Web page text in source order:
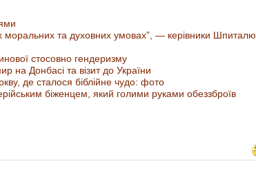
та духовних умовах”, — керівники Шпиталю
стосовно гендеризму
на Донбасі та візит до України
де сталося біблійне чудо: фото
біженцем, який голими руками обеззброїв